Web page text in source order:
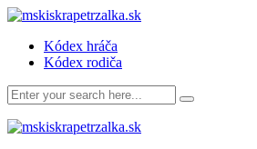
Kódex hráča
Kódex rodiča